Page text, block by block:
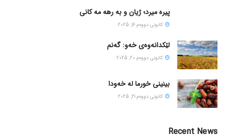
پیره میرد؛ ژیان و به رهه مه کانی
كانونی دووه‌م 16, 2025
لێکدانەوەی خەو: گەنم
كانونی دووه‌م 20, 2025
بینینی خورما لە خەودا
كانونی دووه‌م 21, 2025
Recent News